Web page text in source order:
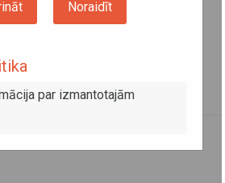
skatītšeit
Noraidīt
par izmantotajām